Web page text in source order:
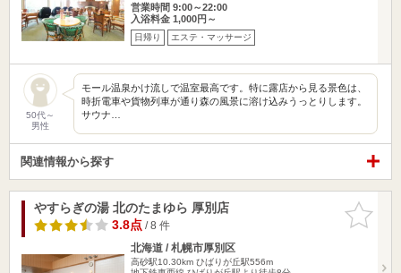
営業時間 9:00～22:00
入浴料金 1,000円～
日帰り エステ・マッサージ
50代～
男性
モール温泉かけ流しで温室最高です。特に露店から見る景色は、
時折電車や貨物列車が通り森の風景に溶け込みうっとりします。
サウナ…
関連情報から探す
お気に入
りに追加
やすらぎの湯 北のたまゆら 厚別店
3.8点/ 8 件
北海道 / 札幌市厚別区
高砂駅10.30km ひばりが丘駅556m